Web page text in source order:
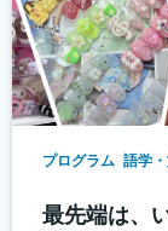
プログラム 語学
最先端は、